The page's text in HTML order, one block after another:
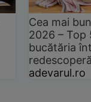
Cea mai
2026 –
bucătăria
adevarul.ro